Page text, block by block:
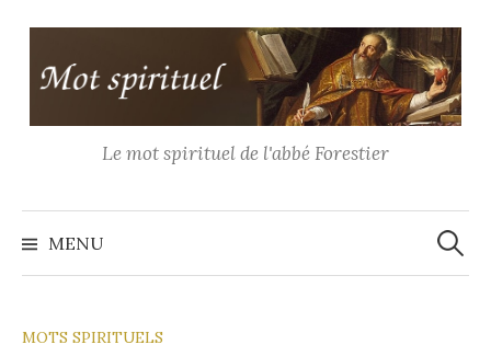
contenu
Le mot spirituel de l'abbé Forestier
MENU
MOTS SPIRITUELS